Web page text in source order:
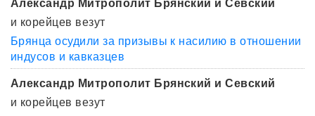
Александр Митрополит Брянский и Севский
и корейцев везут
Брянца осудили за призывы к насилию в отношении
индусов и кавказцев
Александр Митрополит Брянский и Севский
и корейцев везут